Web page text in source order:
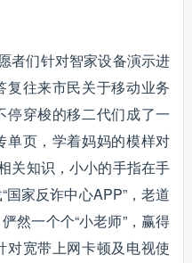
者们针对智家设备演示进
往来市民关于移动业务
停穿梭的移二代们成了一
单页，学着妈妈的模样对
关知识，小小的手指在手
家反诈中心APP”，老道
然一个个“小老师”，赢得
宽带上网卡顿及电视使